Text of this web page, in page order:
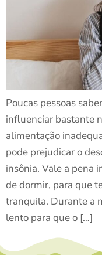
Poucas pessoas
influenciar bastante
alimentação
pode prejudicar o
insônia. Vale a pena
de dormir, para que
tranquila. Durante a
lento para que o […]